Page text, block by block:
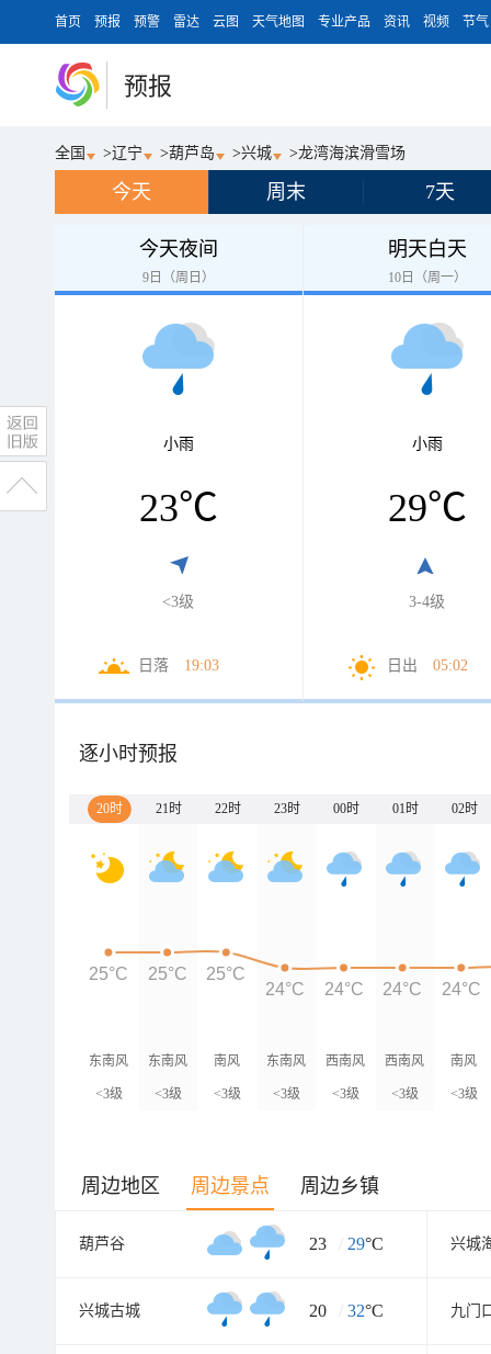
首页 预报 预警 雷达 云图 天气地图 专业产品 资讯 视频 节气
预报
全国 >辽宁 >葫芦岛 >兴城 >龙湾海滨滑雪场
今天 周末 7天
今天夜间
9日（周日）
小雨
23℃
<3级
日落 19:03
明天白天
10日（周一）
小雨
29℃
3-4级
日出 05:02
逐小时预报
20时 21时 22时 23时 00时 01时 02时
东南风
<3级
东南风
<3级
南风
<3级
东南风
<3级
西南风
<3级
西南风
<3级
南风
<3级
25°C 25°C
25°C
24°C
24°C 24°C 24°C
周边地区 周边景点 周边乡镇
葫芦谷 23 / 29°C
兴城古城 20 / 32°C 九门